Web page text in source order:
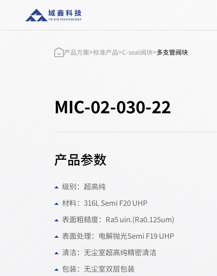
22-
产品方案>标准产品>C-seal阀块>多支管阀块
MIC-02-030-22
产品参数
级别：超高纯
材料：316L Semi F20 UHP
表面粗糙度：Ra5 uin.(Ra0.125um)
表面处理：电解抛光Semi F19 UHP
清洁：无尘室超高纯精密清洁
包装：无尘室双层包装